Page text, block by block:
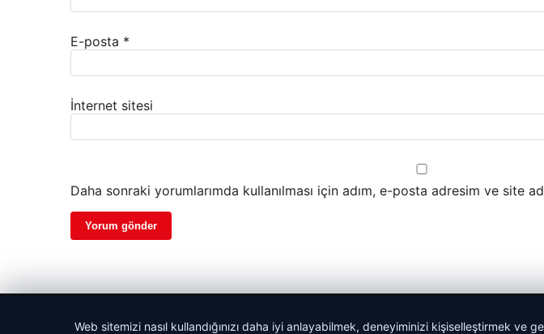
E-posta *
İnternet sitesi
Daha sonraki yorumlarımda kullanılması için adım, e-posta adresim ve site
Web sitemizi nasıl kullandığınızı daha iyi anlayabilmek, deneyiminizi kişiselleştirmek ve